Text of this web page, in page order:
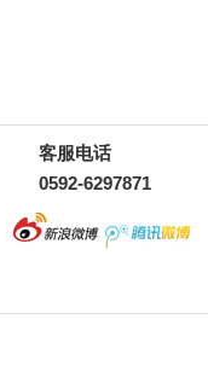
客服电话
0592-6297871